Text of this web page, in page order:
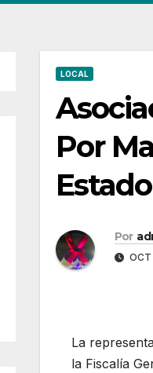
LOCAL
Por
Estado
Por
La
la Fiscalía